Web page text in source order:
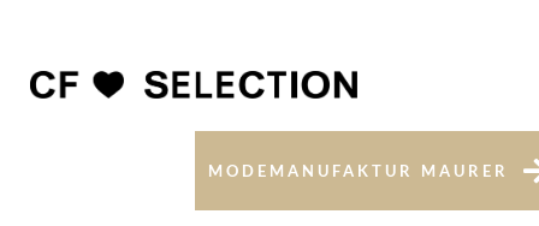
MODEMANUFAKTUR MAURER